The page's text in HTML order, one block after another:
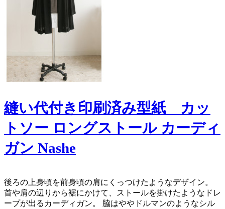
縫い代付き印刷済み型紙 カッ
トソー ロングストール カーディ
ガン Nashe
後ろの上身頃を前身頃の肩にくっつけたようなデザイン。
首や肩の辺りから裾にかけて、ストールを掛けたようなドレ
ープが出るカーディガン。 脇はややドルマンのようなシル